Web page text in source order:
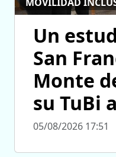
Un
San
Monte
su TuBi
05/08/2026 17:51